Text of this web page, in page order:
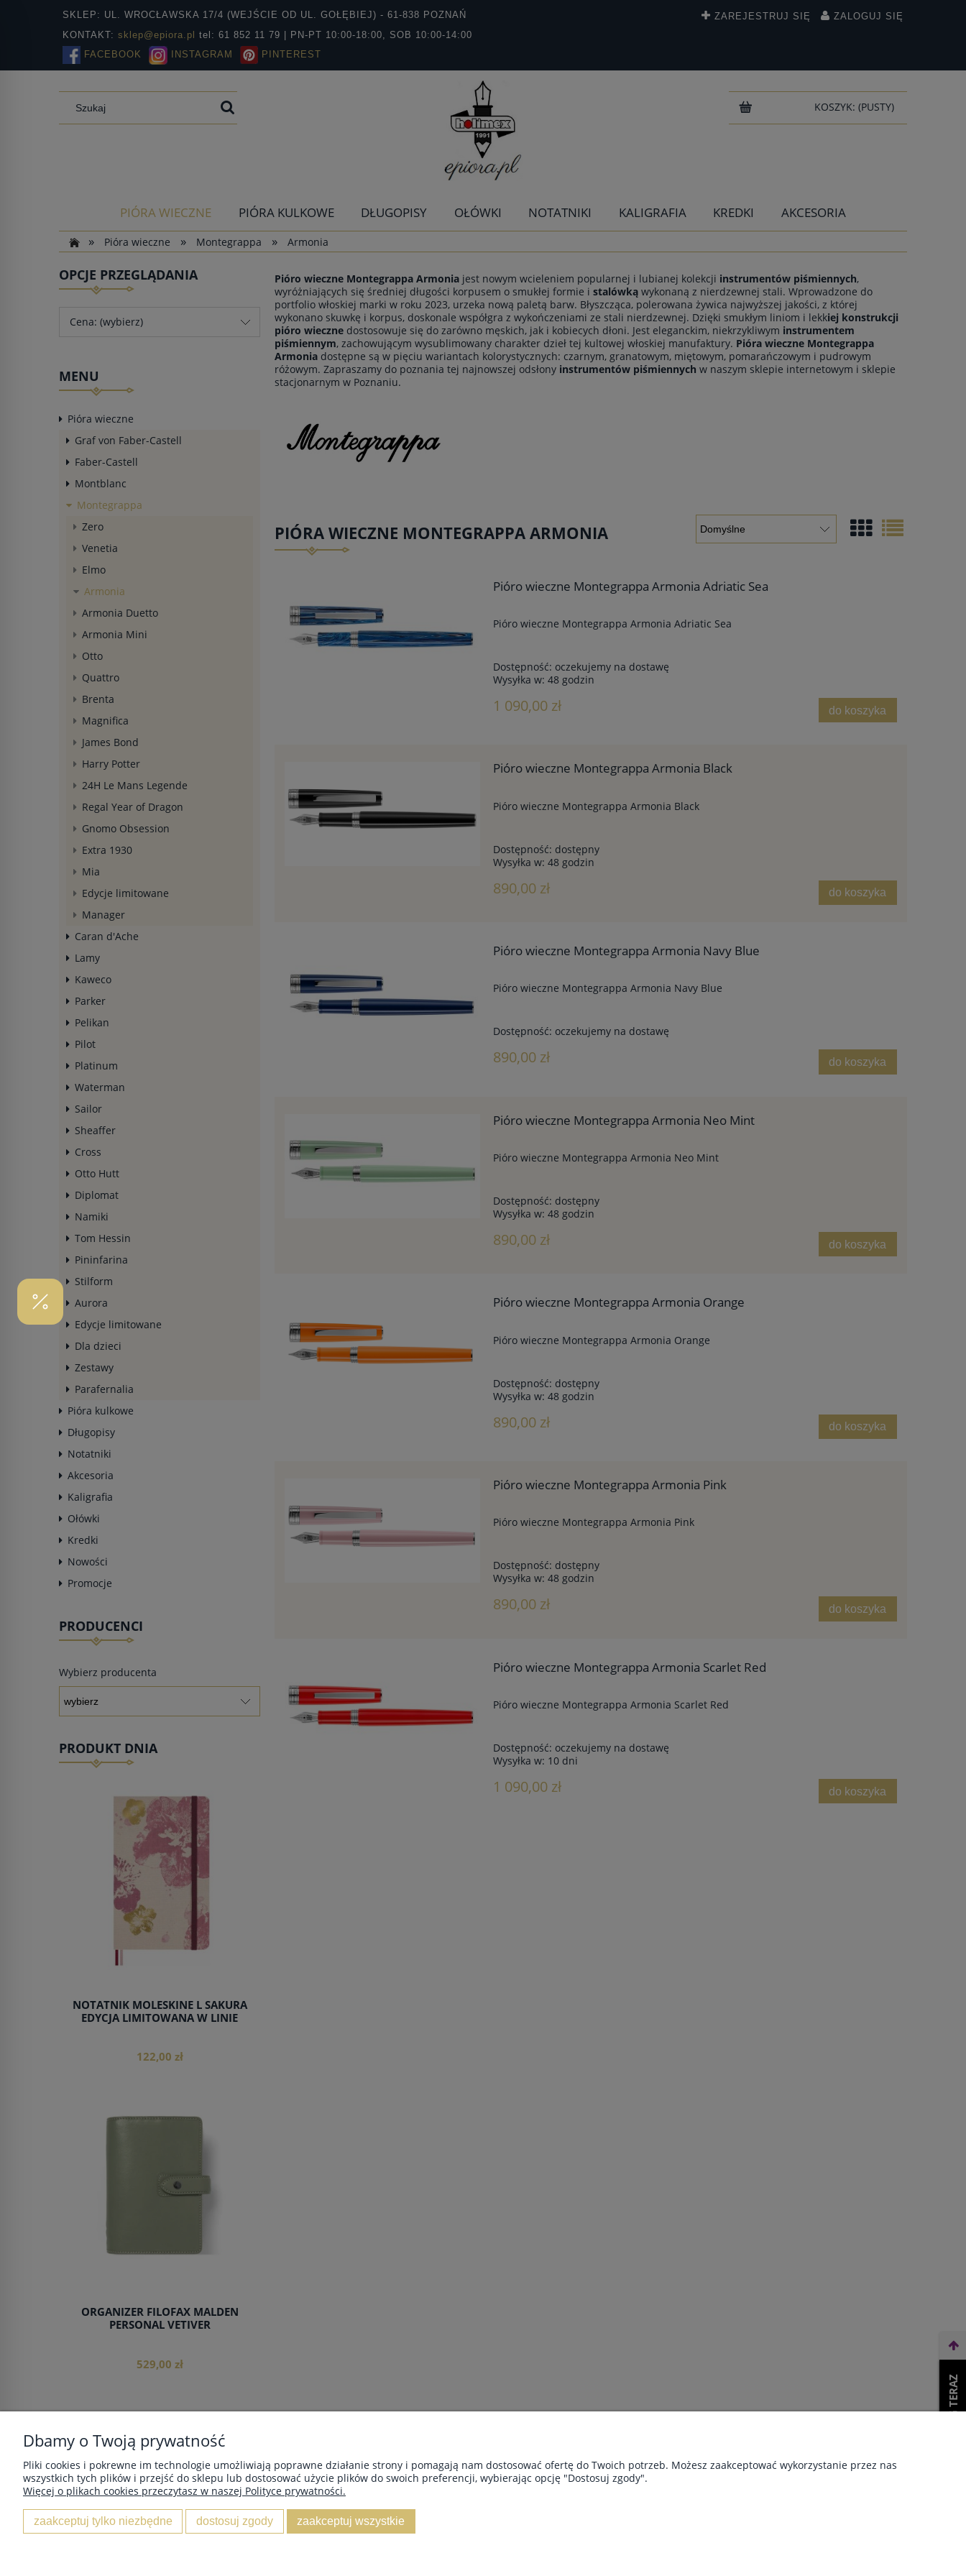
SKLEP: UL. WROCŁAWSKA 17/4 (WEJŚCIE OD UL. GOŁĘBIEJ) - 61-838 POZNAŃ
KONTAKT: sklep@epiora.pl
tel: 61 852 11 79 | PN-PT 10:00-18:00, SOB 10:00-14:00
FACEBOOK
INSTAGRAM PINTEREST
ZAREJESTRUJ SIĘ ZALOGUJ SIĘ
KOSZYK: (PUSTY)
PIÓRA WIECZNE PIÓRA KULKOWE DŁUGOPISY OŁÓWKI NOTATNIKI KALIGRAFIA KREDKI
AKCESORIA
»
Pióra wieczne » Montegrappa » Armonia
OPCJE PRZEGLĄDANIA
Cena: (wybierz)
MENU
Pióra wieczne
Graf von Faber-Castell
Faber-Castell
Montblanc
Montegrappa
Zero
Venetia
Elmo
Armonia
Armonia Duetto
Armonia Mini
Otto
Quattro
Brenta
Magnifica
James Bond
Harry Potter
24H Le Mans Legende
Regal Year of Dragon
Gnomo Obsession
Extra 1930
Mia
Edycje limitowane
Manager
Caran d'Ache
Lamy
Kaweco
Parker
Pelikan
Pilot
Platinum
Waterman
Sailor
Sheaffer
Cross
Otto Hutt
Diplomat
Namiki
Tom Hessin
Pininfarina
Stilform
Aurora
Edycje limitowane
Dla dzieci
Zestawy
Parafernalia
Pióra kulkowe
Długopisy
Notatniki
Akcesoria
Kaligrafia
Ołówki
Kredki
Nowości
Promocje
PRODUCENCI
Wybierz producenta
PRODUKT DNIA
NOTATNIK MOLESKINE L SAKURA
EDYCJA LIMITOWANA W LINIE
122,00 zł
ORGANIZER FILOFAX MALDEN
PERSONAL VETIVER
529,00 zł
do koszyka
Pióro wieczne Montegrappa Armonia jest nowym wcieleniem popularnej i lubianej kolekcji instrumentów piśmiennych,
wyróżniających się średniej długości korpusem o smukłej formie i stalówką wykonaną z nierdzewnej stali. Wprowadzone do
portfolio włoskiej marki w roku 2023, urzeka nową paletą barw. Błyszcząca, polerowana żywica najwyższej jakości, z której
wykonano skuwkę i korpus, doskonale współgra z wykończeniami ze stali nierdzewnej. Dzięki smukłym liniom i lekkiej konstrukcji
pióro wieczne dostosowuje się do zarówno męskich, jak i kobiecych dłoni. Jest eleganckim, niekrzykliwym instrumentem
piśmiennym, zachowującym wysublimowany charakter dzieł tej kultowej włoskiej manufaktury. Pióra wieczne Montegrappa
Armonia dostępne są w pięciu wariantach kolorystycznych: czarnym, granatowym, miętowym, pomarańczowym i pudrowym
różowym. Zapraszamy do poznania tej najnowszej odsłony instrumentów piśmiennych w naszym sklepie internetowym i sklepie
stacjonarnym w Poznaniu.
PIÓRA WIECZNE MONTEGRAPPA ARMONIA
Pióro wieczne Montegrappa Armonia Adriatic Sea
Pióro wieczne Montegrappa Armonia Adriatic Sea
Dostępność: oczekujemy na dostawę
Wysyłka w: 48 godzin
1 090,00 zł do koszyka
Pióro wieczne Montegrappa Armonia Black
Pióro wieczne Montegrappa Armonia Black
Dostępność: dostępny
Wysyłka w: 48 godzin
890,00 zł do koszyka
Pióro wieczne Montegrappa Armonia Navy Blue
Pióro wieczne Montegrappa Armonia Navy Blue
Dostępność: oczekujemy na dostawę
890,00 zł do koszyka
Pióro wieczne Montegrappa Armonia Neo Mint
Pióro wieczne Montegrappa Armonia Neo Mint
Dostępność: dostępny
Wysyłka w: 48 godzin
890,00 zł do koszyka
Pióro wieczne Montegrappa Armonia Orange
Pióro wieczne Montegrappa Armonia Orange
Dostępność: dostępny
Wysyłka w: 48 godzin
890,00 zł do koszyka
Pióro wieczne Montegrappa Armonia Pink
Pióro wieczne Montegrappa Armonia Pink
Dostępność: dostępny
Wysyłka w: 48 godzin
890,00 zł do koszyka
Pióro wieczne Montegrappa Armonia Scarlet Red
Pióro wieczne Montegrappa Armonia Scarlet Red
Dostępność: oczekujemy na dostawę
Wysyłka w: 10 dni
1 090,00 zł do koszyka
POMOC
Zwroty i reklamacje
MOJE KONTO
Twoje zamówienia
Przechowalnia
PŁATNOŚCI I DOSTAWA
Dostawa i płatności
INFORMACJE
Polityka prywatności
O NAS WEŹ LEASING TERAZ
Dbamy o Twoją prywatność
Pliki cookies i pokrewne im technologie umożliwiają poprawne działanie strony i pomagają nam dostosować ofertę do Twoich potrzeb. Możesz zaakceptować wykorzystanie przez nas
wszystkich tych plików i przejść do sklepu lub dostosować użycie plików do swoich preferencji, wybierając opcję "Dostosuj zgody".
Więcej o plikach cookies przeczytasz w naszej Polityce prywatności.
zaakceptuj tylko niezbędne dostosuj zgody zaakceptuj wszystkie